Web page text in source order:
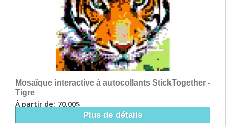
Mosaïque interactive à autocollants StickTogether -
Tigre
À partir de: 70,00$
Plus de détails